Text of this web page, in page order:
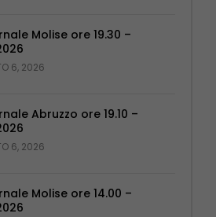
Molise ore 19.30 –
6, 2026
Abruzzo ore 19.10 –
6, 2026
Molise ore 14.00 –